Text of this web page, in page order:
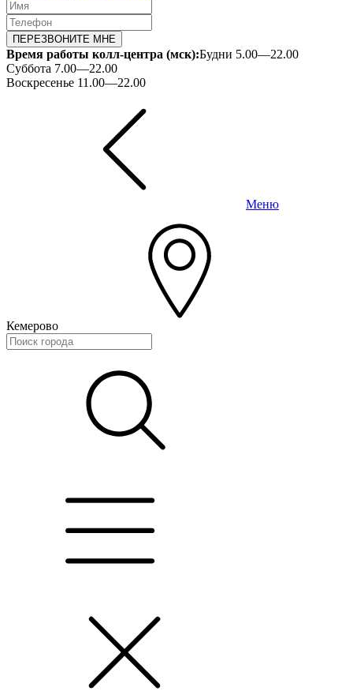
ПЕРЕЗВОНИТЕ МНЕ
Время работы колл-центра (мск):Будни 5.00—22.00
Суббота 7.00—22.00
Воскресенье 11.00—22.00
Меню
Кемерово